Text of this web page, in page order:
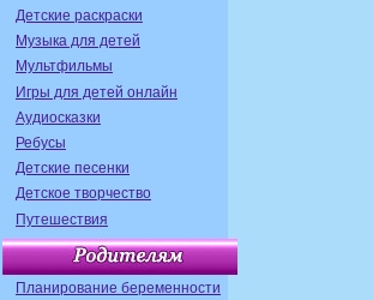
Детские раскраски
Музыка для детей
Мультфильмы
Игры для детей онлайн
Аудиосказки
Ребусы
Детские песенки
Детское творчество
Путешествия
Планирование беременности